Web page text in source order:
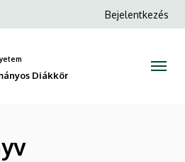
Anonim
Bejelentkezés
Diákkör